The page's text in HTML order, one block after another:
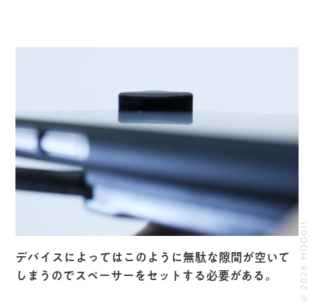
デバイスによってはこのように無駄な隙間が空いて
しまうのでスペーサーをセットする必要がある。
© 2026 MOOOII.